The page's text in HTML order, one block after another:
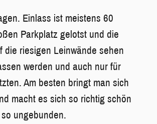
Einlass ist meistens 60
Parkplatz gelotst und die
die riesigen Leinwände sehen
werden und auch nur für
Am besten bringt man sich
macht es sich so richtig schön
ungebunden.